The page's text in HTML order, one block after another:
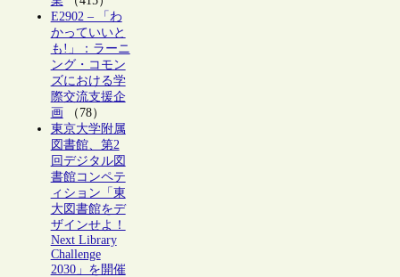
E2902 – 「わ
かっていいと
も!」：ラーニ
ング・コモン
ズにおける学
際交流支援企
画 （78）
東京大学附属
図書館、第2
回デジタル図
書館コンペテ
ィション「東
大図書館をデ
ザインせよ！
Next Library
Challenge
2030」を開催